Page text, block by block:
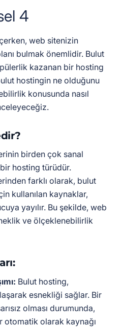
web sitenizin
bulmak önemlidir. Bulut
kazanan bir hosting
hostingin ne olduğunu
konusunda nasıl
birden çok sanal
bir hosting türüdür.
farklı olarak, bulut
kullanılan kaynaklar,
yayılır. Bu şekilde, web
ve ölçeklenebilirlik
Bulut hosting,
esnekliği sağlar. Bir
olması durumunda,
otomatik olarak kaynağı